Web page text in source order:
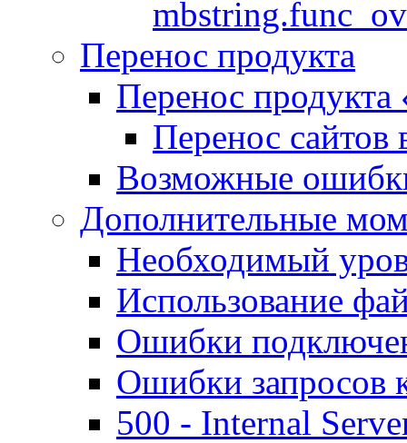
Перенос продукта
Перенос продукта
Перенос сайтов
Возможные
Дополнительные
Необходимый
Использование
Ошибки
Ошибки запросов
500 - Internal